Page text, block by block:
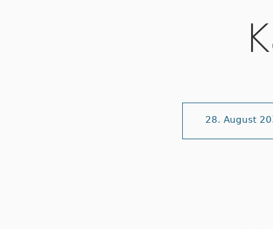
28. August